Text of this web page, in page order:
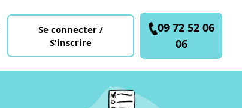
Se connecter /
S'inscrire
09 72 52 06
06